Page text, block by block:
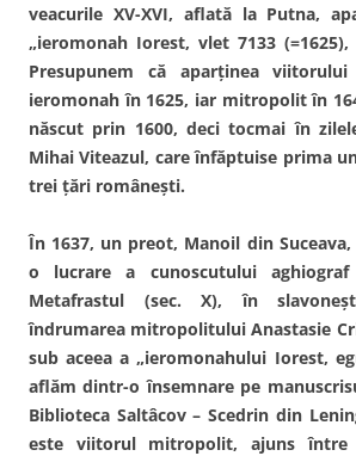
veacurile XV-XVI, aflată la Putna,
„ieromonah Iorest, vlet 7133
Presupunem că aparţinea
ieromonah în 1625, iar mitropolit în
născut prin 1600, deci tocmai în
Mihai Viteazul, care înfăptuise prima
trei ţări româneşti.
În 1637, un preot, Manoil din
o lucrare a cunoscutului
Metafrastul (sec. X), în
îndrumarea mitropolitului Anastasie
sub aceea a „ieromonahului Iorest,
aflăm dintr-o însemnare pe
Biblioteca Saltâcov – Scedrin din
este viitorul mitropolit, ajuns